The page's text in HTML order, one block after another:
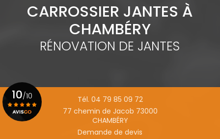
CARROSSIER JANTES À
CHAMBÉRY
RÉNOVATION DE JANTES
Tél. 04 79 85 09 72
77 chemin de Jacob 73000
CHAMBÉRY
Demande de devis
10/10